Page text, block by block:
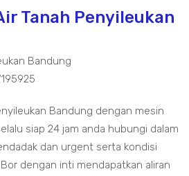
Tanah Penyileukan
Bandung
Bandung dengan mesin
siap 24 jam anda hubungi dalam
dan urgent serta kondisi
dengan inti mendapatkan aliran